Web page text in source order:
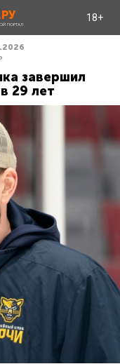
ПОРТАЛ
18+
завершил
29 лет